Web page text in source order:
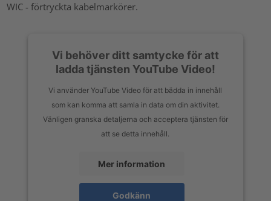
WIC - förtryckta kabelmarkörer.
Vi behöver ditt samtycke för att
ladda tjänsten YouTube Video!
Vi använder YouTube Video för att bädda in innehåll
som kan komma att samla in data om din aktivitet.
Vänligen granska detaljerna och acceptera tjänsten för
att se detta innehåll.
Mer information
Godkänn